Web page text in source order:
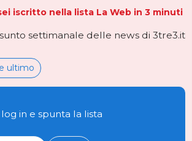
iscritto nella lista La Web in 3 minuti
settimanale delle news di 3tre3.it
ultimo
log in e spunta la lista